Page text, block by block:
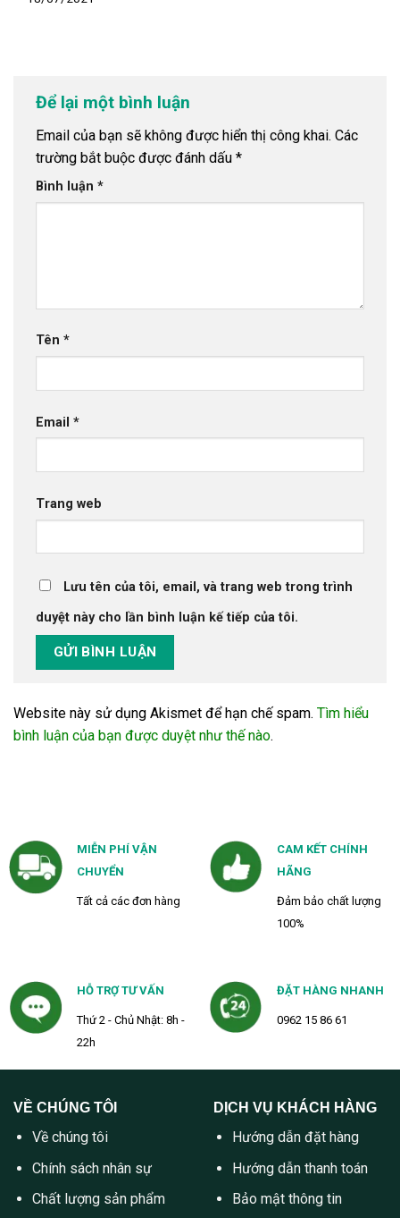
Để lại một bình luận
Email của bạn sẽ không được hiển thị công khai. Các
trường bắt buộc được đánh dấu *
Bình luận *
Tên *
Email *
Trang web
Lưu tên của tôi, email, và trang web trong trình
duyệt này cho lần bình luận kế tiếp của tôi.
Website này sử dụng Akismet để hạn chế spam. Tìm hiểu
bình luận của bạn được duyệt như thế nào.
MIỄN PHÍ VẬN
CHUYỂN
Tất cả các đơn hàng
CAM KẾT CHÍNH
HÃNG
Đảm bảo chất lượng
100%
HỖ TRỢ TƯ VẤN
Thứ 2 - Chủ Nhật: 8h -
22h
ĐẶT HÀNG NHANH
0962 15 86 61
VỀ CHÚNG TÔI
Về chúng tôi
Chính sách nhân sự
Chất lượng sản phẩm
DỊCH VỤ KHÁCH HÀNG
Hướng dẫn đặt hàng
Hướng dẫn thanh toán
Bảo mật thông tin